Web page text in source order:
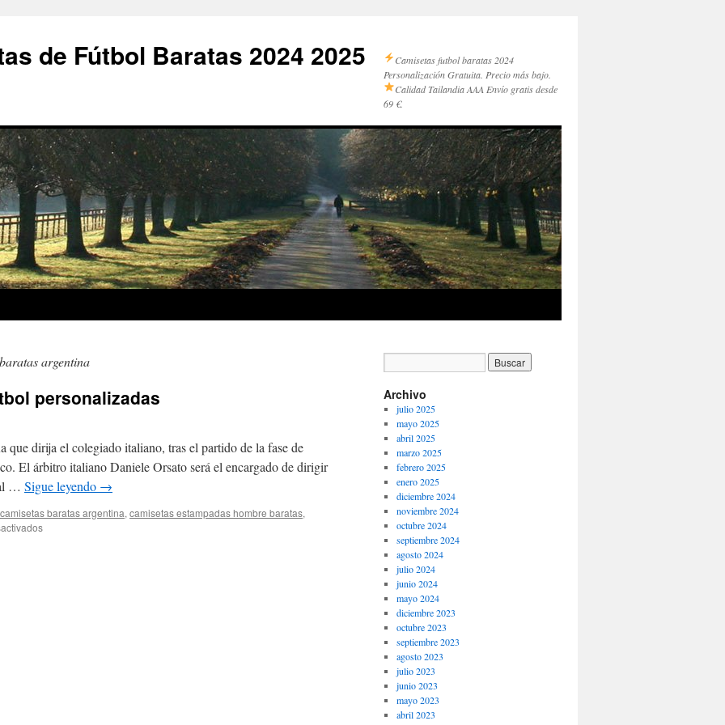
de Fútbol Baratas 2024 2025
Camisetas futbol baratas 2024
Personalización Gratuita. Precio más bajo.
Calidad Tailandia AAA Envío gratis desde
69 €.
argentina
personalizadas
que dirija el colegiado italiano, tras el partido de la fase de
El árbitro italiano Daniele Orsato será el encargado de dirigir
… Sigue leyendo →
camisetas baratas argentina, camisetas estampadas hombre baratas,
en
Archivo
julio 2025
mayo 2025
abril 2025
marzo 2025
febrero 2025
enero 2025
diciembre 2024
noviembre 2024
octubre 2024
septiembre 2024
agosto 2024
julio 2024
junio 2024
mayo 2024
diciembre 2023
octubre 2023
septiembre 2023
agosto 2023
julio 2023
junio 2023
mayo 2023
abril 2023